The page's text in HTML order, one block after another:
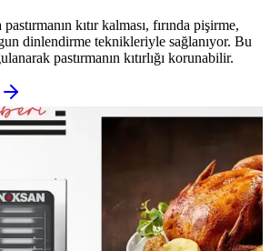
kıtır kalması, fırında pişirme,
dinlendirme teknikleriyle sağlanıyor. Bu
pastırmanın kıtırlığı korunabilir.